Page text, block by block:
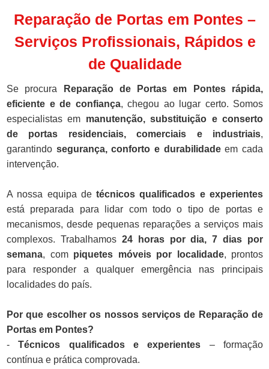
Reparação de Portas em Pontes –
Serviços Profissionais, Rápidos e
de Qualidade
Se procura
Reparação de Portas em Pontes rápida,
eficiente e de confiança, chegou ao lugar certo. Somos
especialistas em manutenção, substituição e conserto
de portas residenciais, comerciais e industriais,
garantindo segurança, conforto e durabilidadeem cada
intervenção.
A nossa equipa detécnicos qualificados e experientes
está preparada para lidar com todo o tipo de portas e
mecanismos, desde pequenas reparações a serviços mais
complexos. Trabalhamos 24 horas por dia, 7 dias por
semana, com piquetes móveis por localidade, prontos
para responder a qualquer emergência nas principais
localidades do país.
Por que escolher os nossos serviços de Reparação de
Portas em Pontes?
-Técnicos qualificados e experientes – formação
contínua e prática comprovada.